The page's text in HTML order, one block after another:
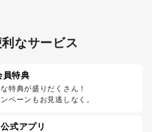
なサービス
員特典
特典が盛りだくさん！
ペーンもお見逃しなく。
式アプリ